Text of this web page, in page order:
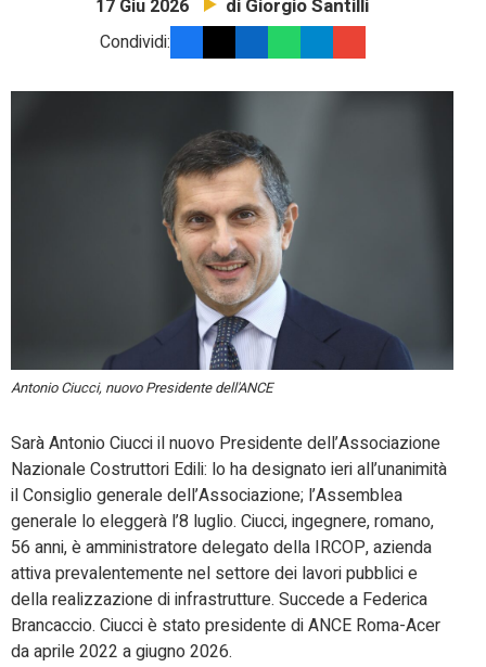
17 Giu 2026 di Giorgio Santilli
Condividi:
Antonio Ciucci, nuovo Presidente dell'ANCE
Sarà Antonio Ciucci il nuovo Presidente dell’Associazione
Nazionale Costruttori Edili: lo ha designato ieri all’unanimità
il Consiglio generale dell’Associazione; l’Assemblea
generale lo eleggerà l’8 luglio. Ciucci, ingegnere, romano,
56 anni, è amministratore delegato della IRCOP, azienda
attiva prevalentemente nel settore dei lavori pubblici e
della realizzazione di infrastrutture. Succede a Federica
Brancaccio. Ciucci è stato presidente di ANCE Roma-Acer
da aprile 2022 a giugno 2026.